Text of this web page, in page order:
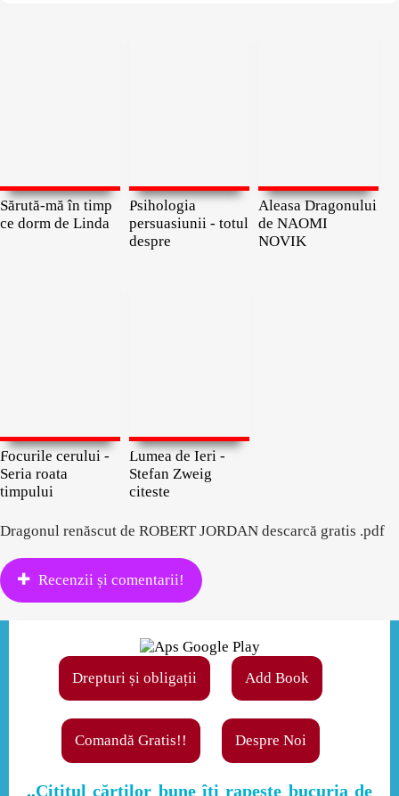
Sărută-mă în timp
ce dorm de Linda
Psihologia
persuasiunii - totul
despre
Aleasa Dragonului
de NAOMI
NOVIK
Focurile cerului -
Seria roata
timpului
Lumea de Ieri -
Stefan Zweig
citeste
Dragonul renăscut de ROBERT JORDAN descarcă gratis .pdf
Recenzii și comentarii!
Drepturi și obligații Add Book
Comandă Gratis!! Despre Noi
,,Cititul cărţilor bune îţi rapeşte bucuria de